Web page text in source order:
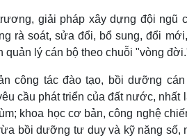
giải pháp xây dựng đội
rà soát, sửa đổi, bổ sung, đổi
quản lý cán bộ theo chuỗi "vòng
công tác đào tạo, bồi dưỡng
cầu phát triển của đất nước, nhất
khoa học cơ bản, công nghệ
bồi dưỡng tư duy và kỹ năng